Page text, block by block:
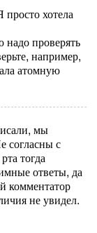
просто хотела
проверять
например,
атомную
мы
согласны с
тогда
ответы, да
комментатор
не увидел.